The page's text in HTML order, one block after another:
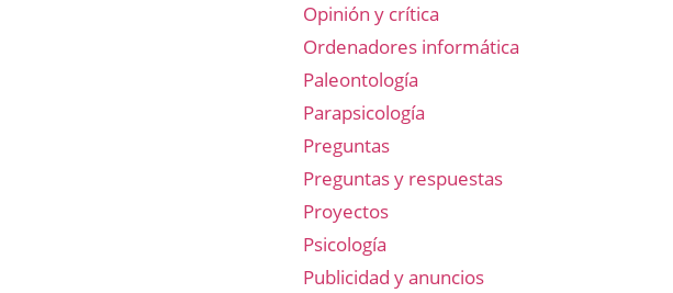
Opinión y crítica
Ordenadores informática
Paleontología
Parapsicología
Preguntas
Preguntas y respuestas
Proyectos
Psicología
Publicidad y anuncios